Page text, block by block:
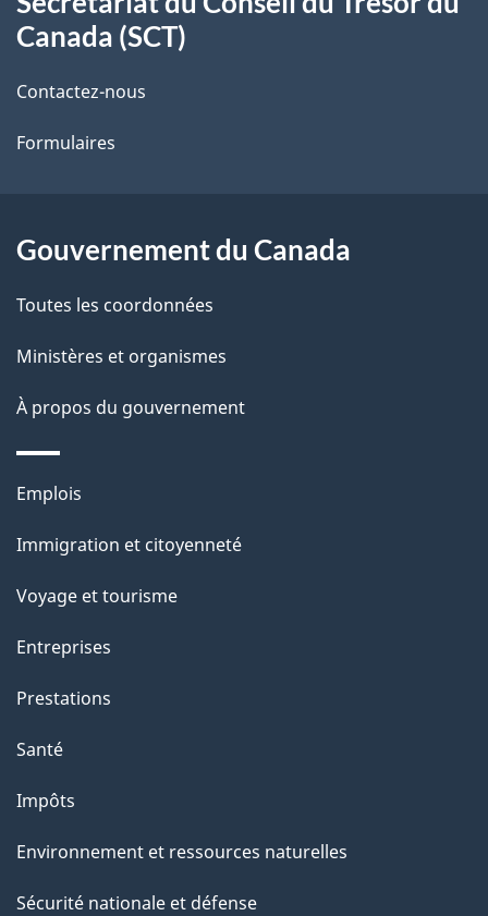
i
s
d
l
a
p
a
g
e
propos
de
ce
site
Canada (SCT)
Contactez-nous
Formulaires
Gouvernement du Canada
Toutes les coordonnées
Ministères et organismes
À propos du gouvernement
Thèmes
sujets
Emplois
Immigration et citoyenneté
Voyage et tourisme
Entreprises
Prestations
Santé
Impôts
Environnement et ressources naturelles
Sécurité nationale et défense